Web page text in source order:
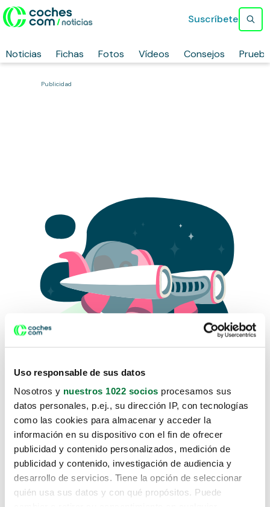
Uso responsable de sus datos
Nosotros y nuestros 1022 socios procesamos sus
datos personales, p.ej., su dirección IP, con tecnologías
como las cookies para almacenar y acceder la
información en su dispositivo con el fin de ofrecer
publicidad y contenido personalizados, medición de
publicidad y contenido, investigación de audiencia y
desarrollo de servicios. Tiene la opción de seleccionar
quién usa sus datos y con qué propósitos. Puede
Noticias Fichas Fotos Vídeos Consejos
Suscríbete
Publicidad
Lo sentimos, no sabemos como
te hemos traido hasta aquí.
Pero puedes encontrar el coche que estás
buscando en alguno de estos enlaces: